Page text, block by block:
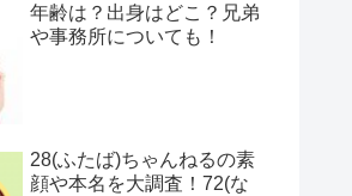
年齢は？出身はどこ？兄弟
や事務所についても！
28(ふたば)ちゃんねるの素
顔や本名を大調査！72(な